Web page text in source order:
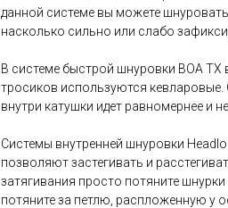
данной системе вы можете
насколько сильно или слабо
В системе быстрой шнуровки BOA
тросиков используются кевларовые.
внутри катушки идет равномернее и
Системы внутренней шнуровки
позволяют застегивать и
затягивания просто потяните шнурки
потяните за петлю, распложенную у